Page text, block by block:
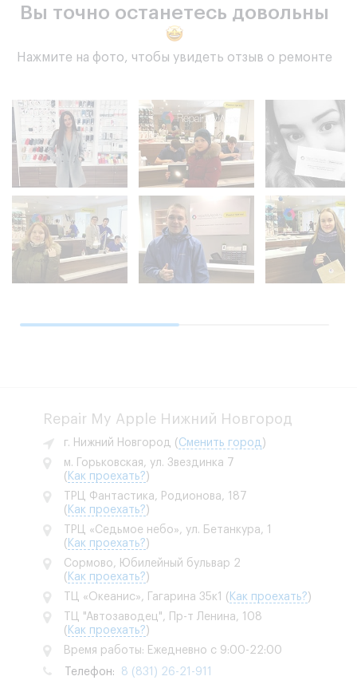
Вы точно останетесь довольны
Нажмите на фото, чтобы увидеть отзыв о ремонте
Repair My Apple Нижний Новгород
г. Нижний Новгород ( Сменить город )
м. Горьковская, ул. Звездинка 7
( Как проехать? )
ТРЦ Фантастика, Родионова, 187
( Как проехать? )
ТРЦ «Седьмое небо», ул. Бетанкура, 1
( Как проехать? )
Сормово, Юбилейный бульвар 2
( Как проехать? )
ТЦ «Океанис», Гагарина 35к1
( Как проехать? )
ТЦ "Автозаводец", Пр-т Ленина, 108
( Как проехать? )
Время работы: Ежедневно с 9:00-22:00
Телефон: 8 (831) 26-21-911